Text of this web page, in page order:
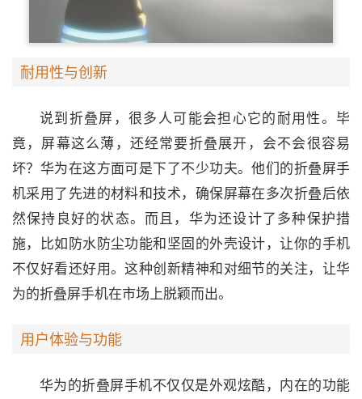
耐用性与创新
说到折叠屏，很多人可能会担心它的耐用性。毕
竟，屏幕这么薄，还经常要折叠展开，会不会很容易
坏？华为在这方面可是下了不少功夫。他们的折叠屏手
机采用了先进的材料和技术，确保屏幕在多次折叠后依
然保持良好的状态。而且，华为还设计了多种保护措
施，比如防水防尘功能和坚固的外壳设计，让你的手机
不仅好看还好用。这种创新精神和对细节的关注，让华
为的折叠屏手机在市场上脱颖而出。
用户体验与功能
华为的折叠屏手机不仅仅是外观炫酷，内在的功能